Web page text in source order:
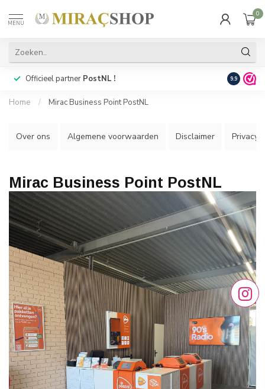
MENU
0
Officieel partner PostNL ! Snelle
9.9
Home / Mirac Business Point PostNL
Over ons Algemene voorwaarden Disclaimer Privacy
Mirac Business Point PostNL